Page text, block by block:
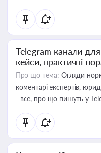
Telegram канали
кейси, практичні
Про що тема: Огляди
коментарі експертів,
- все, про що пишуть у